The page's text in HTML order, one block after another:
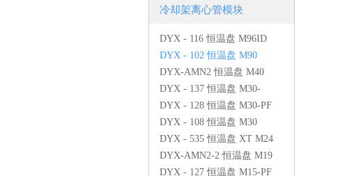
冷却架离心管模块
DYX - 116 恒温盘 M96ID
DYX - 102 恒温盘 M90
DYX-AMN2 恒温盘 M40
DYX - 137 恒温盘 M30-
PF500
DYX - 128 恒温盘 M30-PF
DYX - 108 恒温盘 M30
DYX - 535 恒温盘 XT M24
DYX-AMN2-2 恒温盘 M19
DYX - 127 恒温盘 M15-PF